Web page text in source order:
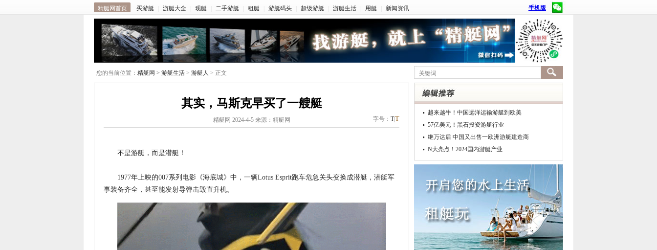
精艇网首页 买游艇 游艇大全 现艇 二手游艇 租艇 游艇码头 超级游艇 游艇生活 用艇 新闻资讯 手机版
您的当前位置： 精艇网 > 游艇生活 > 游艇人 > 正文
其实，马斯克早买了一艘艇
精艇网 2024-4-5 来源：精艇网 字号： T|T
不是游艇，而是潜艇！
1977年上映的007系列电影《海底城》中，一辆Lotus Esprit跑车危急关头变换成潜艇，潜艇军
事装备齐全，甚至能发射导弹击毁直升机。
越来越牛！中国远洋运输游艇到欧美
57亿美元！黑石投资游艇行业
继万达后 中国又出售一欧洲游艇建造商
N大亮点！2024国内游艇产业